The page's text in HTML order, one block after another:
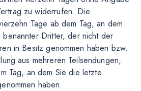
zu widerrufen. Die
Tage ab dem Tag, an dem
Dritter, der nicht der
in Besitz genommen haben bzw.
aus mehreren Teilsendungen,
Tag, an dem Sie die letzte
haben.